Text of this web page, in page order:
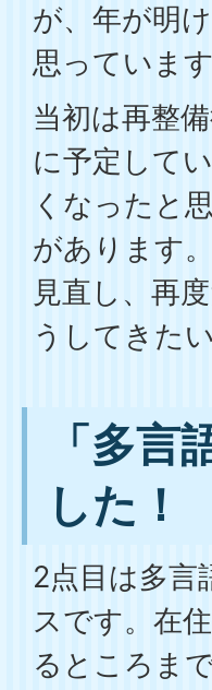
が、年が明
思っています
当初は再整
に予定して
くなったと
があります
見直し、再
うしてきた
「多
した！
2点目は多言
スです。在
るところま